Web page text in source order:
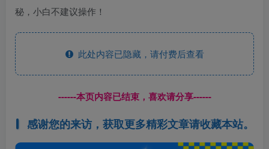
秘，小白不建议操作！
此处内容已隐藏，请付费后查看
------本页内容已结束，喜欢请分享------
感谢您的来访，获取更多精彩文章请收藏本站。